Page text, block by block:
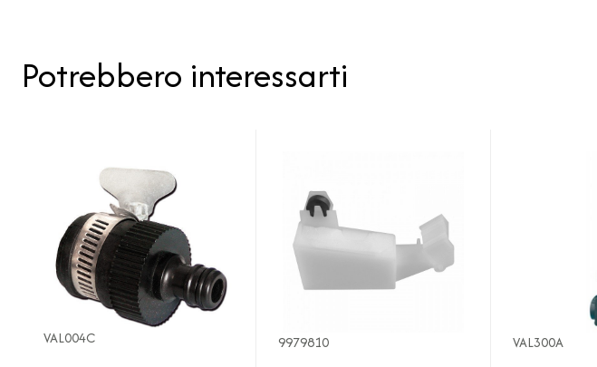
Potrebbero interessarti
VAL004C 9979810 VAL300A